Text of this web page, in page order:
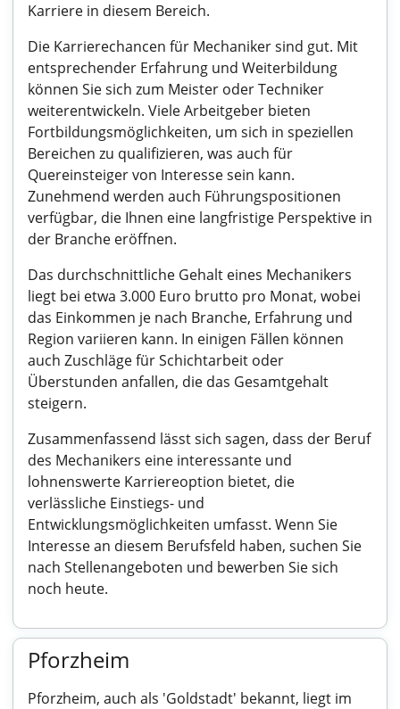
Karriere in diesem Bereich.
Die Karrierechancen für Mechaniker sind gut. Mit
entsprechender Erfahrung und Weiterbildung
können Sie sich zum Meister oder Techniker
weiterentwickeln. Viele Arbeitgeber bieten
Fortbildungsmöglichkeiten, um sich in speziellen
Bereichen zu qualifizieren, was auch für
Quereinsteiger von Interesse sein kann.
Zunehmend werden auch Führungspositionen
verfügbar, die Ihnen eine langfristige Perspektive in
der Branche eröffnen.
Das durchschnittliche Gehalt eines Mechanikers
liegt bei etwa 3.000 Euro brutto pro Monat, wobei
das Einkommen je nach Branche, Erfahrung und
Region variieren kann. In einigen Fällen können
auch Zuschläge für Schichtarbeit oder
Überstunden anfallen, die das Gesamtgehalt
steigern.
Zusammenfassend lässt sich sagen, dass der Beruf
des Mechanikers eine interessante und
lohnenswerte Karriereoption bietet, die
verlässliche Einstiegs- und
Entwicklungsmöglichkeiten umfasst. Wenn Sie
Interesse an diesem Berufsfeld haben, suchen Sie
nach Stellenangeboten und bewerben Sie sich
noch heute.
Pforzheim
Pforzheim, auch als 'Goldstadt' bekannt, liegt im